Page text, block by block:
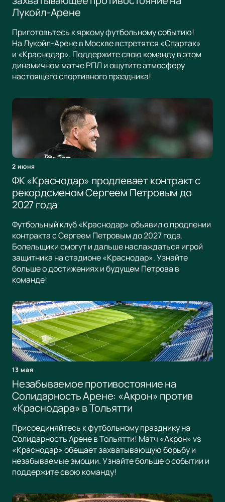
Лукойл-Арене
Приготовьтесь к яркому футбольному событию!
На Лукойл-Арене в Москве встретятся «Спартак»
и «Краснодар». Поддержите свою команду в этом
динамичном матче РПЛ и ощутите атмосферу
настоящего спортивного праздника!
2 июня
ФК «Краснодар» продлевает контракт с
рекордсменом Сергеем Петровым до
2027 года
Футбольный клуб «Краснодар» объявил о продлении
контракта с Сергеем Петровым до 2027 года.
Болельщики смогут и дальше наслаждаться игрой
защитника на стадионе «Краснодар». Узнайте
больше о достижениях и будущем Петрова в
команде!
13 мая
Незабываемое противостояние на
Солидарность Арене: «Акрон» против
«Краснодара» в Тольятти
Присоединяйтесь к футбольному празднику на
Солидарность Арене в Тольятти! Матч «Акрон» vs
«Краснодар» обещает захватывающую борьбу и
незабываемые эмоции. Узнайте больше о событии и
поддержите свою команду!